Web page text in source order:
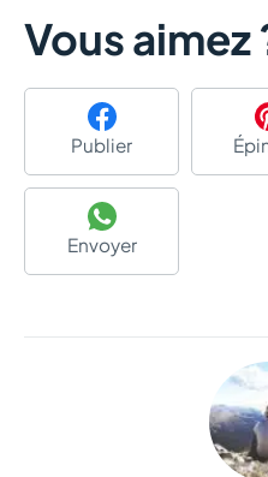
Vous aimez
Publier
Envoyer